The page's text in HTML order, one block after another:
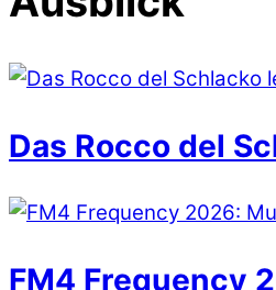
Das Rocco del
FM4 Frequency